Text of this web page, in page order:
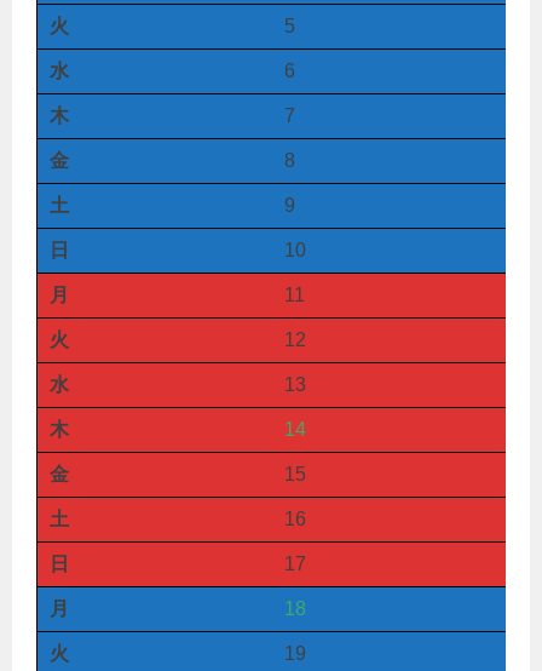
火 5
水 6
木 7
金 8
土 9
日 10
月 11
火 12
水 13
木 14
金 15
土 16
日 17
月 18
火 19